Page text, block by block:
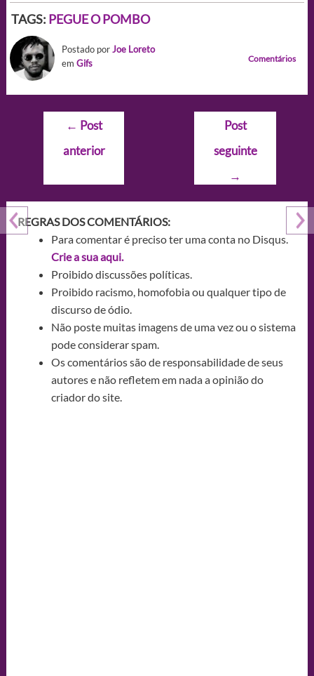
TAGS: PEGUE O POMBO
Postado porJoe Loreto
em Gifs Comentários
Navegação
Post
← Post
anterior
Post
seguinte
→
REGRAS DOS COMENTÁRIOS:
Para comentar é preciso ter uma conta no Disqus.
Crie a sua aqui.
Proibido discussões políticas.
Proibido racismo, homofobia ou qualquer tipo de
discurso de ódio.
Não poste muitas imagens de uma vez ou o sistema
pode considerar spam.
Os comentários são de responsabilidade de seus
autores e não refletem em nada a opinião do
criador do site.